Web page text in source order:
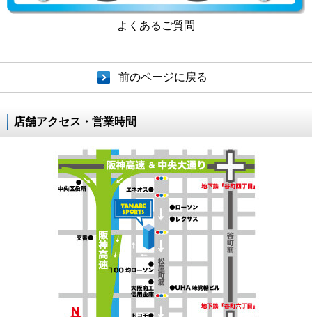
よくあるご質問
前のページに戻る
店舗アクセス・営業時間